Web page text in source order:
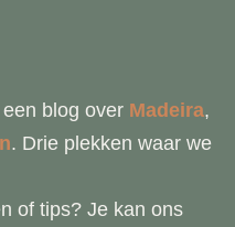
blog over Madeira,
. Drie plekken waar we
of tips? Je kan ons